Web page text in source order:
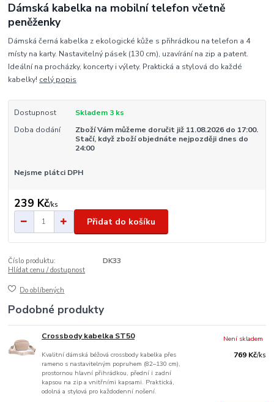
Dámská kabelka na mobilní telefon včetně
peněženky
Dámská černá kabelka z ekologické kůže s přihrádkou na telefon a 4
místy na karty. Nastavitelný pásek (130 cm), uzavírání na zip a patent.
Ideální na procházky, koncerty i výlety. Praktická a stylová do každé
kabelky! celý popis
Dostupnost
Skladem 3 ks
Doba dodání
Zboží Vám můžeme doručit již 11.08.2026 do 17:00.
Stačí, když zboží objednáte nejpozději dnes do
24:00
Nejsme plátci DPH
239 Kč/ks
Přidat do košíku
Číslo produktu:
DK33
Hlídat cenu / dostupnost
Do oblíbených
Podobné produkty
Crossbody kabelka ST50
Kvalitní dámská béžová crossbody kabelka přes
rameno s nastavitelným popruhem (82–130 cm),
prostornou hlavní přihrádkou, přední i zadní
kapsou na zip a vnitřními kapsami. Praktická,
odolná a stylová pro každodenní nošení.
769 Kč/ks
Není skladem